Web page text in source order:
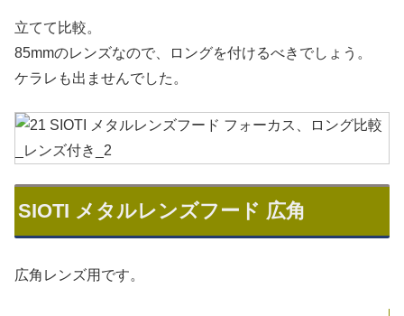
立てて比較。
85mmのレンズなので、ロングを付けるべきでしょう。
ケラレも出ませんでした。
SIOTI メタルレンズフード 広角
広角レンズ用です。